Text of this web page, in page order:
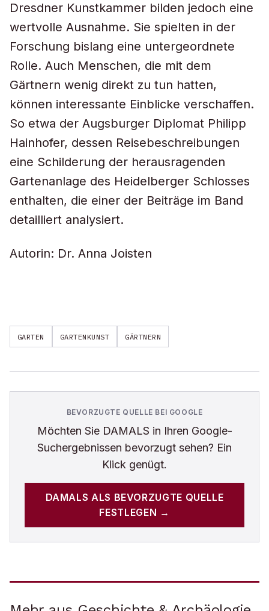
Dresdner Kunstkammer bilden jedoch eine
wertvolle Ausnahme. Sie spielten in der
Forschung bislang eine untergeordnete
Rolle. Auch Menschen, die mit dem
Gärtnern wenig direkt zu tun hatten,
können interessante Einblicke verschaffen.
So etwa der Augsburger Diplomat Philipp
Hainhofer, dessen Reisebeschreibungen
eine Schilderung der herausragenden
Gartenanlage des Heidelberger Schlosses
enthalten, die einer der Beiträge im Band
detailliert analysiert.
Autorin: Dr. Anna Joisten
GARTEN GARTENKUNST GÄRTNERN
BEVORZUGTE QUELLE BEI GOOGLE
Möchten Sie DAMALS in Ihren Google-
Suchergebnissen bevorzugt sehen? Ein
Klick genügt.
DAMALS ALS BEVORZUGTE QUELLE
FESTLEGEN →